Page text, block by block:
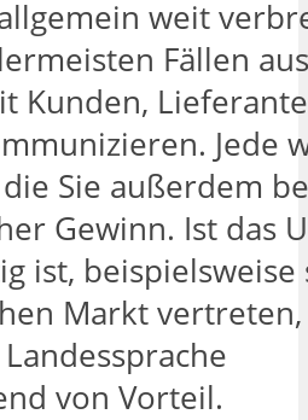
weit
Fällen
Kunden,
Jede
Sie außerdem
Gewinn. Ist das
ist, beispielsweise
Markt
von Vorteil.